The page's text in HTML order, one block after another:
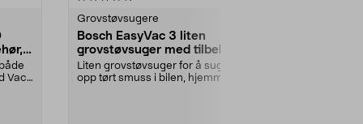
Vac
Grovstøvsugere
Bosch EasyVac 3 liten
grovstøvsuger med tilbehør
Liten grovstøvsuger for å suge
opp tørt smuss i bilen, hjemmet